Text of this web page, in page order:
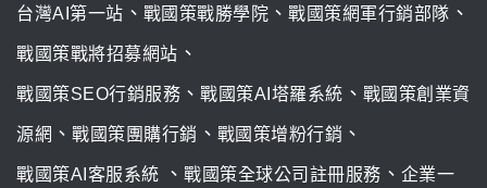
台灣AI第一站 、 戰國策戰勝學院 、 戰國策網軍行銷部隊 、
戰國策戰將招募網站 、
戰國策SEO行銷服務 、 戰國策AI塔羅系統 、 戰國策創業資
源網 、 戰國策團購行銷 、 戰國策增粉行銷 、
戰國策AI客服系統 、 戰國策全球公司註冊服務 、 企業一